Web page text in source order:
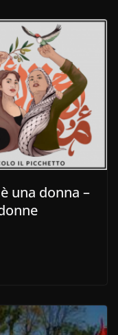
una donna –